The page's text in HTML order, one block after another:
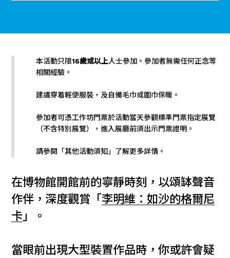
本活動只限16歲或以上人士參加。參加者無需任何正念等
相關經驗。
建議穿着輕便服裝，及自備毛巾或圍巾保暖。
參加者可憑工作坊門票於活動當天參觀標準門票指定展覽
（不含特別展覽），進入展廳前須出示門票證明。
請參閱「其他活動須知」了解更多詳情。
在博物館開館前的寧靜時刻，以頌缽聲音
作伴，深度觀賞「 李明維：如沙的格爾尼
卡」。
當眼前出現大型裝置作品時，你或許會疑